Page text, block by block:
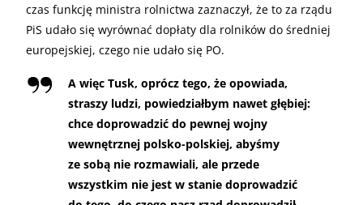
czas funkcję ministra rolnictwa zaznaczył, że to za rządu
PiS udało się wyrównać dopłaty dla rolników do średniej
europejskiej, czego nie udało się PO.
A więc Tusk, oprócz tego, że opowiada,
straszy ludzi, powiedziałbym nawet głębiej:
chce doprowadzić do pewnej wojny
wewnętrznej polsko-polskiej, abyśmy
ze sobą nie rozmawiali, ale przede
wszystkim nie jest w stanie doprowadzić